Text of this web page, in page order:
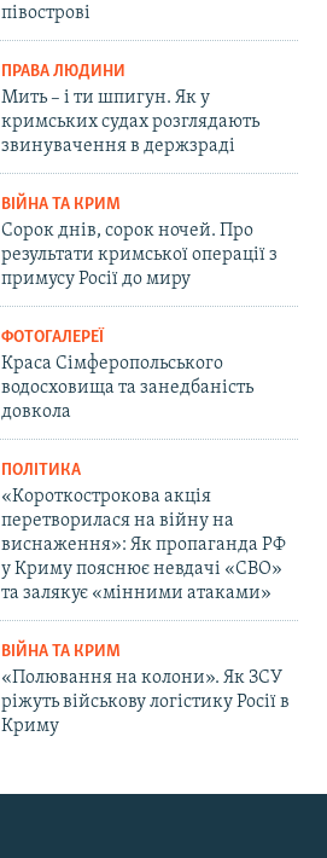
півострові
ПРАВА ЛЮДИНИ
Мить – і ти шпигун. Як у
кримських судах розглядають
звинувачення в держзраді
ВІЙНА ТА КРИМ
Сорок днів, сорок ночей. Про
результати кримської операції з
примусу Росії до миру
ФОТОГАЛЕРЕЇ
Краса Сімферопольського
водосховища та занедбаність
довкола
ПОЛІТИКА
«Короткострокова акція
перетворилася на війну на
виснаження»: Як пропаганда РФ
у Криму пояснює невдачі «СВО»
та залякує «мінними атаками»
ВІЙНА ТА КРИМ
«Полювання на колони». Як ЗСУ
ріжуть військову логістику Росії в
Криму